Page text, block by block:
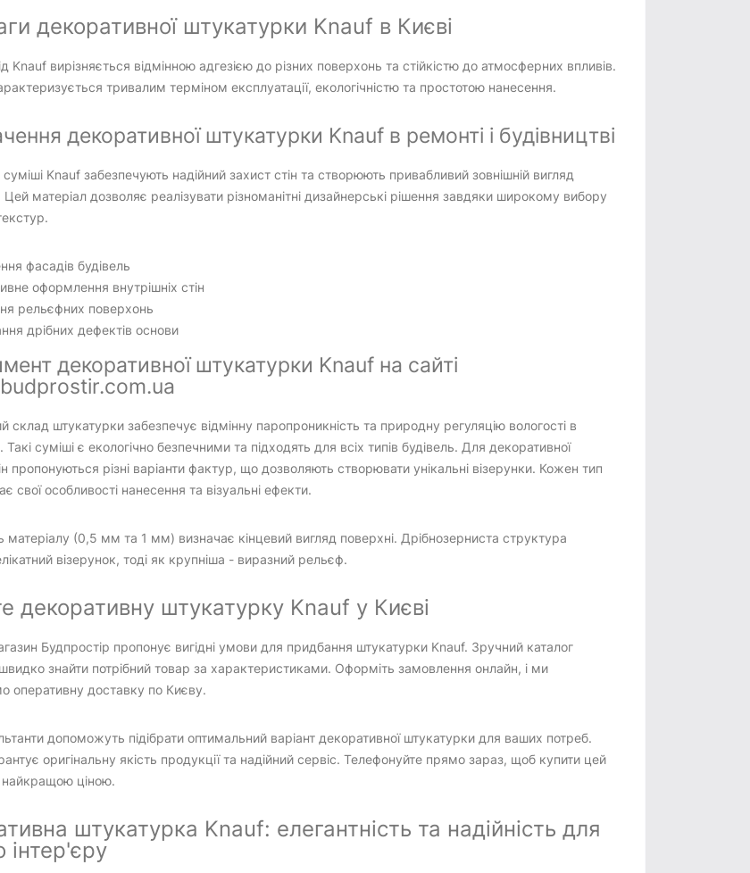
декоративної штукатурки Knauf в Києві
Knauf вирізняється відмінною адгезією до різних поверхонь та стійкістю до атмосферних впливів.
тривалим терміном експлуатації, екологічністю та простотою нанесення.
декоративної штукатурки Knauf в ремонті і будівництві
Knauf забезпечують надійний захист стін та створюють привабливий зовнішній вигляд
матеріал дозволяє реалізувати різноманітні дизайнерські рішення завдяки широкому вибору
фасадів будівель
оформлення внутрішніх стін
рельєфних поверхонь
дрібних дефектів основи
декоративної штукатурки Knauf на сайті
склад штукатурки забезпечує відмінну паропроникність та природну регуляцію вологості в
Такі суміші є екологічно безпечними та підходять для всіх типів будівель. Для декоративної
пропонуються різні варіанти фактур, що дозволяють створювати унікальні візерунки. Кожен тип
свої особливості нанесення та візуальні ефекти.
матеріалу (0,5 мм та 1 мм) визначає кінцевий вигляд поверхні. Дрібнозерниста структура
візерунок, тоді як крупніша - виразний рельєф.
декоративну штукатурку Knauf у Києві
Будпростір пропонує вигідні умови для придбання штукатурки Knauf. Зручний каталог
знайти потрібний товар за характеристиками. Оформіть замовлення онлайн, і ми
оперативну доставку по Києву.
допоможуть підібрати оптимальний варіант декоративної штукатурки для ваших потреб.
оригінальну якість продукції та надійний сервіс. Телефонуйте прямо зараз, щоб купити цей
найкращою ціною.
штукатурка Knauf: елегантність та надійність для
інтер'єру